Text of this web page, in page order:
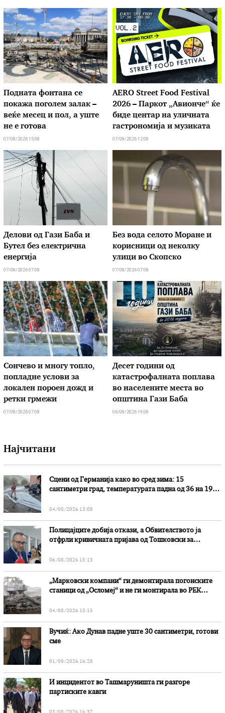
Подната фонтана се
покажа поголем залак –
веќе месец и пол, а уште
не е готова
07/08/2026 15:08
AERO Street Food Festival
2026 – Паркот „Авионче“ ќе
биде центар на уличната
гастрономија и музиката
07/08/2026 12:08
Делови од Гази Баба и
Бутел без електрична
енергија
07/08/2026 07:08
Без вода селото Моране и
корисници од неколку
улици во Скопско
07/08/2026 07:08
Сончево и многу топло,
попладне услови за
локален пороен дожд и
ретки грмежи
07/08/2026 07:08
Десет години од
катастрофалната поплава
во населените места во
општина Гази Баба
06/08/2026 19:08
Најчитани
Сцени од Германија како во сред зима: 15
сантиметри град, температурата падна од 36 на 19
04/08/2026 13:08
Полицајците добија откази, а Обвителството ја
отфрли кривичната пријава од Тошковски за
06/08/2026 15:13
„Марковски компани“ ги демонтирала погонските
станици од „Осломеј“ и не ги монтирала во РЕК
04/08/2026 15:15
Вучиќ: Ако Дунав падне уште 30 сантиметри, готови
сме
01/08/2026 16:28
И инцидентот во Ташмаруништa ги разгоре
партиските кавги